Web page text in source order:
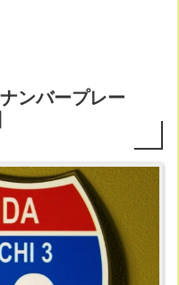
ンバープレー